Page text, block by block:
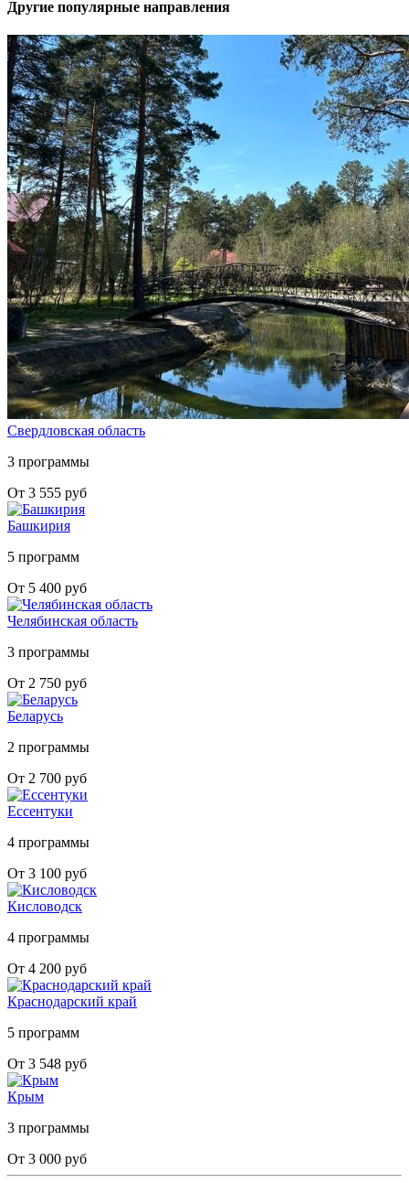
Другие популярные направления
Свердловская область
3 программы
От 3 555 руб
Башкирия
5 программ
От 5 400 руб
Челябинская область
3 программы
От 2 750 руб
Беларусь
2 программы
От 2 700 руб
Ессентуки
4 программы
От 3 100 руб
Кисловодск
4 программы
От 4 200 руб
Краснодарский край
5 программ
От 3 548 руб
Крым
3 программы
От 3 000 руб